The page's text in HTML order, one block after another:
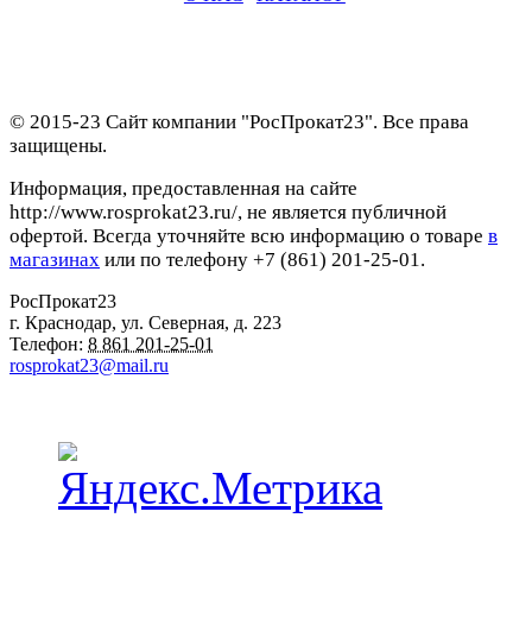
© 2015-23 Сайт компании "РосПрокат23". Все права
защищены.
Информация, предоставленная на сайте
http://www.rosprokat23.ru/, не является публичной
офертой. Всегда уточняйте всю информацию о товаре в
магазинах или по телефону +7 (861) 201-25-01.
РосПрокат23
г. Краснодар, ул. Северная, д. 223
Телефон: 8 861 201-25-01
rosprokat23@mail.ru